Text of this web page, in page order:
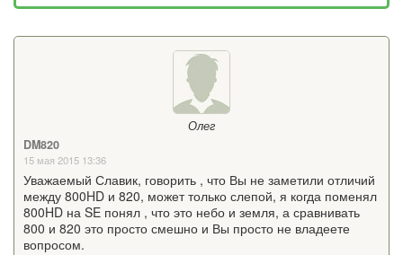
Олег
DM820
15 мая 2015 13:36
Уважаемый Славик, говорить , что Вы не заметили отличий
между 800HD и 820, может только слепой, я когда поменял
800HD на SE понял , что это небо и земля, а сравнивать
800 и 820 это просто смешно и Вы просто не владеете
вопросом.